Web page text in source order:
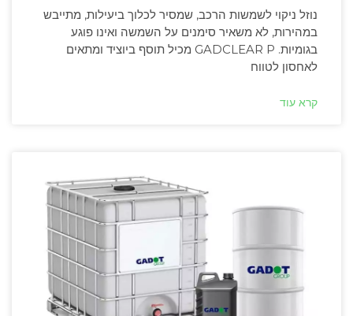
נוזל ניקוי לשמשות הרכב, שמסיר לכלוך ביעילות, מתייבש
במהירות, לא משאיר סימנים על השמשה ואינו פוגע
בגומיות. GADCLEAR P מכיל תוסף ביוציד ומתאים
לאחסון לטווח
קרא עוד